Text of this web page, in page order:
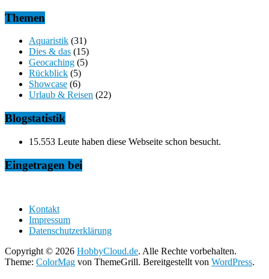
Themen
Aquaristik (31)
Dies & das (15)
Geocaching (5)
Rückblick (5)
Showcase (6)
Urlaub & Reisen (22)
Blogstatistik
15.553 Leute haben diese Webseite schon besucht.
Eingetragen bei
Kontakt
Impressum
Datenschutzerklärung
Copyright © 2026 HobbyCloud.de. Alle Rechte vorbehalten.
Theme: ColorMag von ThemeGrill. Bereitgestellt von WordPress.